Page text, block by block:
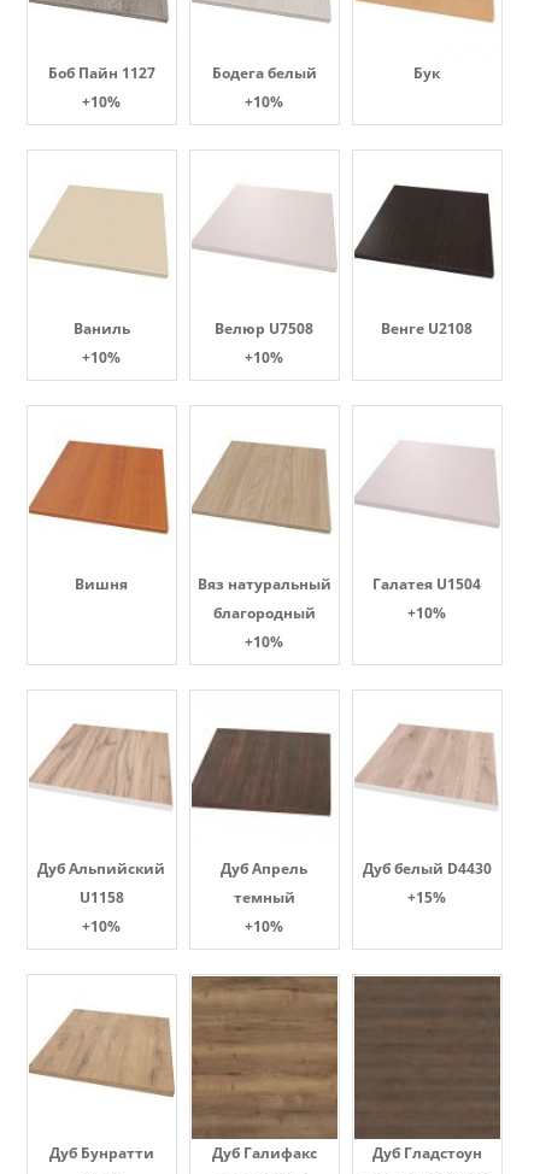
Боб Пайн 1127
+10%
Бодега белый
+10%
Бук
Ваниль
+10%
Велюр U7508
+10%
Венге U2108
Вишня
Вяз натуральный
благородный
+10%
Галатея U1504
+10%
Дуб Альпийский
U1158
+10%
Дуб Апрель
темный
+10%
Дуб белый D4430
+15%
Дуб Бунратти
Дуб Галифакс
Дуб Гладстоун